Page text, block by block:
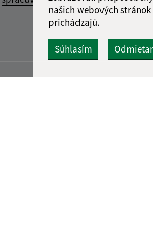
našich webových
prichádzajú.
Súhlasím